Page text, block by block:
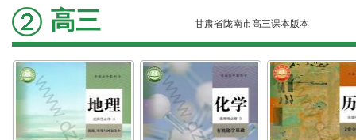
高三 甘肃省陇南市高三课本版本